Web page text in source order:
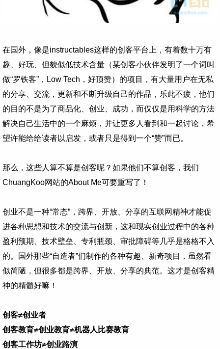
在国外，像是instructables这样的创客平台上，有着数十万有
趣、好玩、但貌似低技术含量（某创客小伙伴发明了一个词叫
做“罗铁客”，Low Tech，好顶赞）的项目，有大量用户在无私
的分享、交流，更新和不断升级自己的作品，乐此不疲，他们
的目的不是为了商品化、创业、成功，而仅仅是用科学的方法
解决自己生活中的一个麻烦，并让更多人看到和一起讨论，希
望许能给给读者以启发，或者只是得到一个“赞”而已。
那么，这些人算不算是创客呢？如果他们不算创客，我们
ChuangKoo网站的About Me可要重写了！
创业不是一种“常态”，跨界、开放、分享的互联网精神才能促
进各种思想和技术的交流与创新，这和现实创业过程中的各种
盈利预期、技术壁垒、专利瓶颈、审批障碍等几乎是格格不入
的。国外那些“自造者”们制作的各种有趣、新奇项目，虽然看
似简陋，但很多都是跨界、开放、分享的典范。这才是创客精
神的精髓好嘛！
创客≠创业者
创客教育≠创业教育≠机器人比赛教育
创客工作坊≠创业路演